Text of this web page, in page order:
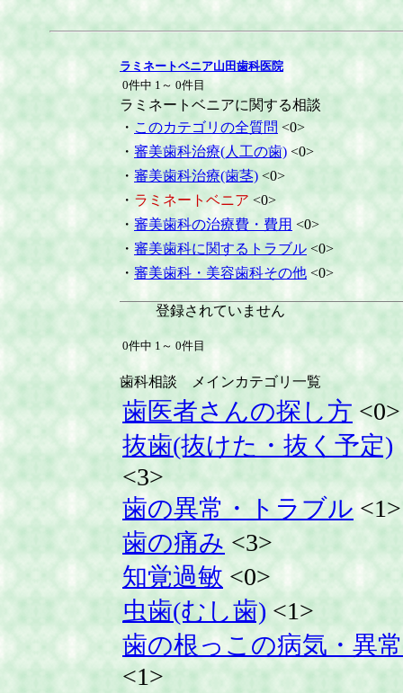
ラミネートベニア山田歯科医院
0件中 1～ 0件目
ラミネートベニアに関する相談
・ このカテゴリの全質問 <0>
・ 審美歯科治療(人工の歯) <0>
・ 審美歯科治療(歯茎) <0>
・ ラミネートベニア <0>
・ 審美歯科の治療費・費用 <0>
・ 審美歯科に関するトラブル <0>
・ 審美歯科・美容歯科その他 <0>
登録されていません
0件中 1～ 0件目
歯科相談 メインカテゴリ一覧
歯医者さんの探し方 <0>
抜歯(抜けた・抜く予定)
<3>
歯の異常・トラブル <1>
歯の痛み <3>
知覚過敏 <0>
虫歯(むし歯) <1>
歯の根っこの病気・異常
<1>